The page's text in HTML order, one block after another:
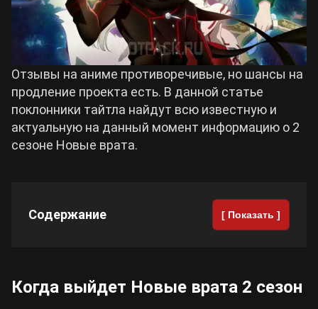
Hogwarts Legacy
Cyberpunk 2077
Все игры
Отзывы на аниме противоречивые, но шансы на
продление проекта есть. В данной статье
поклонники тайтла найдут всю известную и
актуальную на данный момент информацию о 2
сезоне Новые врата.
Содержание [ Показать ]
Когда выйдет Новые врата 2 сезон